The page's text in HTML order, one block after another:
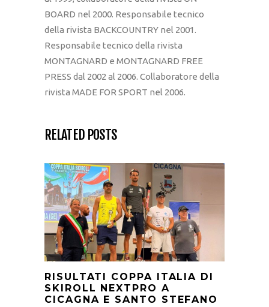
BOARD nel 2000. Responsabile tecnico
della rivista BACKCOUNTRY nel 2001.
Responsabile tecnico della rivista
MONTAGNARD e MONTAGNARD FREE
PRESS dal 2002 al 2006. Collaboratore della
rivista MADE FOR SPORT nel 2006.
RELATED POSTS
RISULTATI COPPA ITALIA DI
SKIROLL NEXTPRO A
CICAGNA E SANTO STEFANO